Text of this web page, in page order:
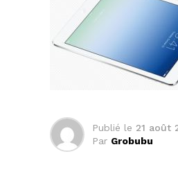
Publié le 21 août
Par Grobubu